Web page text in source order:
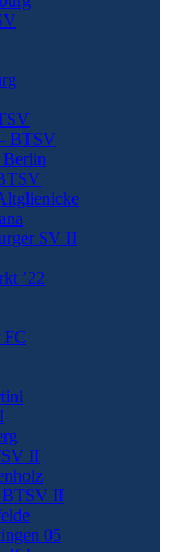
BTSV
SV II
’22
FC
II
BTSV II
05